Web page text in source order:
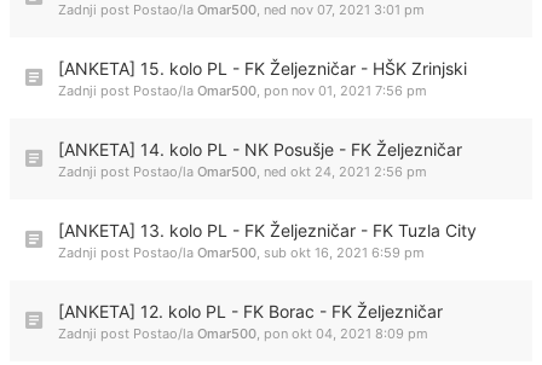
Zadnji post Postao/la Omar500, ned nov 07, 2021 3:01 pm
[ANKETA] 15. kolo PL - FK Željezničar - HŠK Zrinjski
Zadnji post Postao/la Omar500, pon nov 01, 2021 7:56 pm
[ANKETA] 14. kolo PL - NK Posušje - FK Željezničar
Zadnji post Postao/la Omar500, ned okt 24, 2021 2:56 pm
[ANKETA] 13. kolo PL - FK Željezničar - FK Tuzla City
Zadnji post Postao/la Omar500, sub okt 16, 2021 6:59 pm
[ANKETA] 12. kolo PL - FK Borac - FK Željezničar
Zadnji post Postao/la Omar500, pon okt 04, 2021 8:09 pm